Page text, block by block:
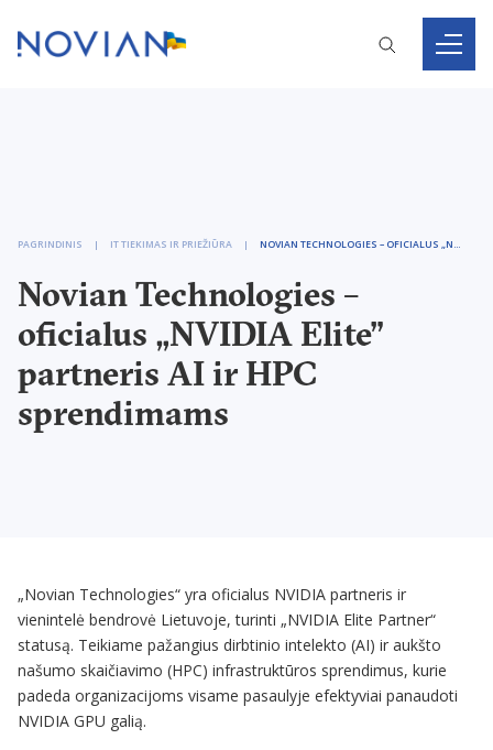
PAGRINDINIS IT TIEKIMAS IR PRIEŽIŪRA NOVIAN TECHNOLOGIES – OFICIALUS „NVIDIA ELITE” PARTNERIS AI IR HPC SPRENDIMAMS
Novian Technologies –
oficialus „NVIDIA Elite”
partneris AI ir HPC
sprendimams
„Novian Technologies“ yra oficialus NVIDIA partneris ir
vienintelė bendrovė Lietuvoje, turinti „NVIDIA Elite Partner“
statusą. Teikiame pažangius dirbtinio intelekto (AI) ir aukšto
našumo skaičiavimo (HPC) infrastruktūros sprendimus, kurie
padeda organizacijoms visame pasaulyje efektyviai panaudoti
NVIDIA GPU galią.